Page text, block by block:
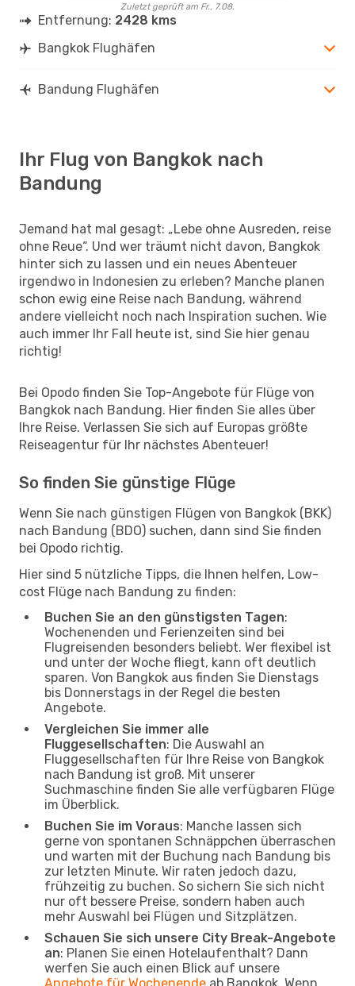
Zuletzt geprüft am Fr., 7.08.
Entfernung: 2428 kms
Bangkok Flughäfen
Bandung Flughäfen
Ihr Flug von Bangkok nach
Bandung
Jemand hat mal gesagt: „Lebe ohne Ausreden, reise
ohne Reue“. Und wer träumt nicht davon, Bangkok
hinter sich zu lassen und ein neues Abenteuer
irgendwo in Indonesien zu erleben? Manche planen
schon ewig eine Reise nach Bandung, während
andere vielleicht noch nach Inspiration suchen. Wie
auch immer Ihr Fall heute ist, sind Sie hier genau
richtig!
Bei Opodo finden Sie Top-Angebote für Flüge von
Bangkok nach Bandung. Hier finden Sie alles über
Ihre Reise. Verlassen Sie sich auf Europas größte
Reiseagentur für Ihr nächstes Abenteuer!
So finden Sie günstige Flüge
Wenn Sie nach günstigen Flügen von Bangkok (BKK)
nach Bandung (BDO) suchen, dann sind Sie finden
bei Opodo richtig.
Hier sind 5 nützliche Tipps, die Ihnen helfen, Low-
cost Flüge nach Bandung zu finden:
Buchen Sie an den günstigsten Tagen:
Wochenenden und Ferienzeiten sind bei
Flugreisenden besonders beliebt. Wer flexibel ist
und unter der Woche fliegt, kann oft deutlich
sparen. Von Bangkok aus finden Sie Dienstags
bis Donnerstags in der Regel die besten
Angebote.
Vergleichen Sie immer alle
Fluggesellschaften: Die Auswahl an
Fluggesellschaften für Ihre Reise von Bangkok
nach Bandung ist groß. Mit unserer
Suchmaschine finden Sie alle verfügbaren Flüge
im Überblick.
Buchen Sie im Voraus: Manche lassen sich
gerne von spontanen Schnäppchen überraschen
und warten mit der Buchung nach Bandung bis
zur letzten Minute. Wir raten jedoch dazu,
frühzeitig zu buchen. So sichern Sie sich nicht
nur oft bessere Preise, sondern haben auch
mehr Auswahl bei Flügen und Sitzplätzen.
Schauen Sie sich unsere City Break-Angebote
an: Planen Sie einen Hotelaufenthalt? Dann
werfen Sie auch einen Blick auf unsere